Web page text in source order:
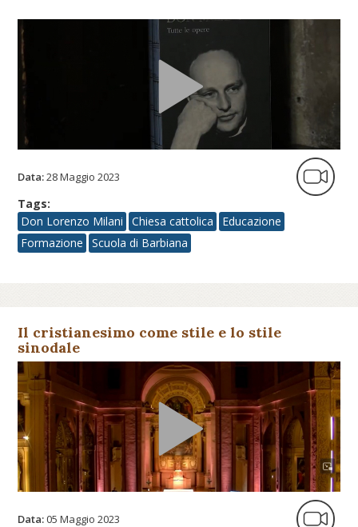
Data:28 Maggio 2023
Tags:
Don Lorenzo Milani
Chiesa cattolica
Educazione
Formazione
Scuola di Barbiana
Il cristianesimo come stile e lo stile
sinodale
Data:05 Maggio 2023